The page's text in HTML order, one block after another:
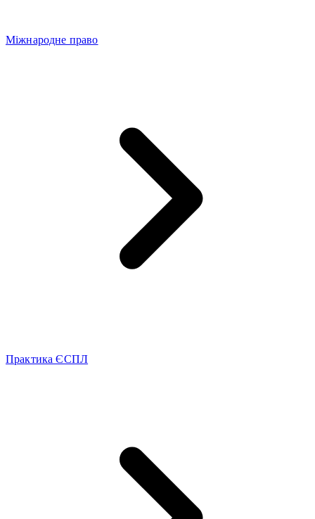
Міжнародне право
Практика ЄСПЛ